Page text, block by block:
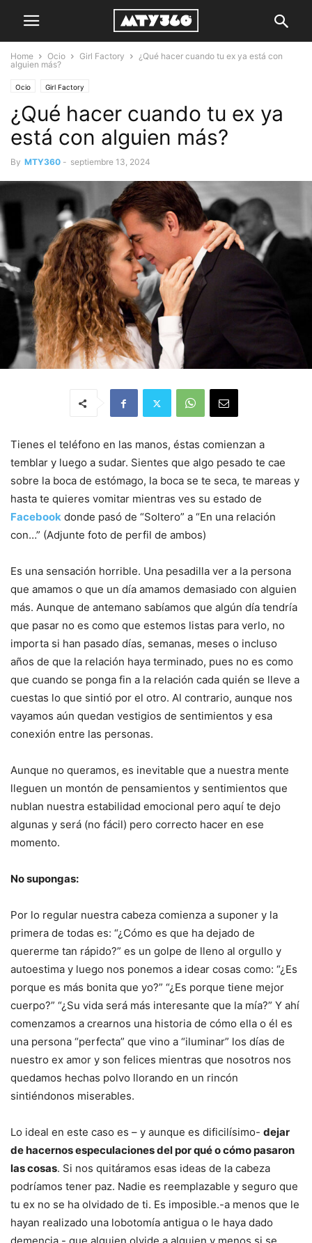
Home Ocio Girl Factory
¿Qué hacer cuando tu ex ya está con
alguien más?
Ocio Girl Factory
¿Qué hacer cuando tu ex ya
está con alguien más?
By MTY360 - septiembre 13, 2024
Tienes el teléfono en las manos, éstas comienzan a
temblar y luego a sudar. Sientes que algo pesado te cae
sobre la boca de estómago, la boca se te seca, te mareas y
hasta te quieres vomitar mientras ves su estado de
Facebook donde pasó de “Soltero” a “En una relación
con…” (Adjunte foto de perfil de ambos)
Es una sensación horrible. Una pesadilla ver a la persona
que amamos o que un día amamos demasiado con alguien
más. Aunque de antemano sabíamos que algún día tendría
que pasar no es como que estemos listas para verlo, no
importa si han pasado días, semanas, meses o incluso
años de que la relación haya terminado, pues no es como
que cuando se ponga fin a la relación cada quién se lleve a
cuestas lo que sintió por el otro. Al contrario, aunque nos
vayamos aún quedan vestigios de sentimientos y esa
conexión entre las personas.
Aunque no queramos, es inevitable que a nuestra mente
lleguen un montón de pensamientos y sentimientos que
nublan nuestra estabilidad emocional pero aquí te dejo
algunas y será (no fácil) pero correcto hacer en ese
momento.
No supongas:
Por lo regular nuestra cabeza comienza a suponer y la
primera de todas es: “¿Cómo es que ha dejado de
quererme tan rápido?” es un golpe de lleno al orgullo y
autoestima y luego nos ponemos a idear cosas como: “¿Es
porque es más bonita que yo?” “¿Es porque tiene mejor
cuerpo?” “¿Su vida será más interesante que la mía?” Y ahí
comenzamos a crearnos una historia de cómo ella o él es
una persona “perfecta” que vino a “iluminar” los días de
nuestro ex amor y son felices mientras que nosotros nos
quedamos hechas polvo llorando en un rincón
sintiéndonos miserables.
Lo ideal en este caso es – y aunque es dificilísimo- dejar
de hacernos especulaciones del por qué o cómo pasaron
las cosas. Si nos quitáramos esas ideas de la cabeza
podríamos tener paz. Nadie es reemplazable y seguro que
tu ex no se ha olvidado de ti. Es imposible.-a menos que le
hayan realizado una lobotomía antigua o le haya dado